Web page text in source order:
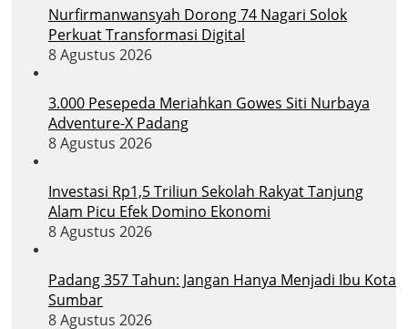
Nurfirmanwansyah Dorong 74 Nagari Solok
Perkuat Transformasi Digital
8 Agustus 2026
3.000 Pesepeda Meriahkan Gowes Siti Nurbaya
Adventure-X Padang
8 Agustus 2026
Investasi Rp1,5 Triliun Sekolah Rakyat Tanjung
Alam Picu Efek Domino Ekonomi
8 Agustus 2026
Padang 357 Tahun: Jangan Hanya Menjadi Ibu Kota
Sumbar
8 Agustus 2026